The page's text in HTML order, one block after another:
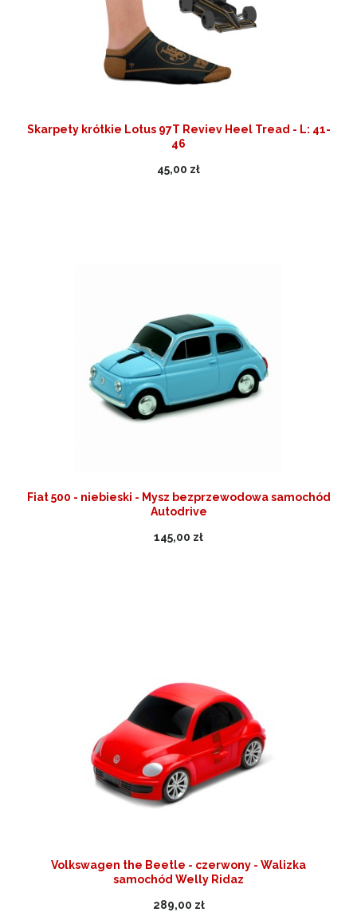
Skarpety krótkie Lotus 97T Reviev Heel Tread - L: 41-
46
45,00 zł
Fiat 500 - niebieski - Mysz bezprzewodowa samochód
Autodrive
145,00 zł
Volkswagen the Beetle - czerwony - Walizka
samochód Welly Ridaz
289,00 zł